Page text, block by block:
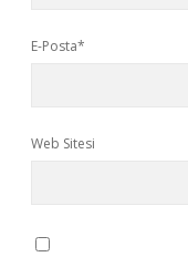
E-Posta*
Web Sitesi